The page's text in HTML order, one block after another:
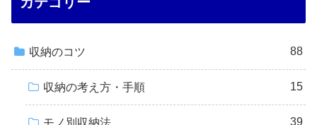
収納のコツ 88
収納の考え方・手順 15
39